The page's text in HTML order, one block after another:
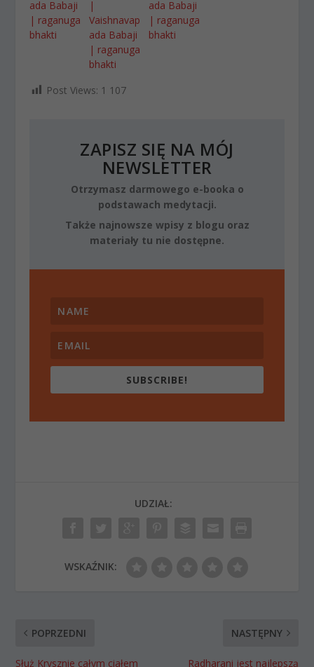
ada Babaji
| raganuga
bhakti
|
Vaishnavap
ada Babaji
| raganuga
bhakti
ada Babaji
| raganuga
bhakti
Post Views: 1 107
ZAPISZ SIĘ NA MÓJ
NEWSLETTER
Otrzymasz darmowego e-booka o
podstawach medytacji.
Także najnowsze wpisy z blogu oraz
materiały tu nie dostępne.
SUBSCRIBE!
UDZIAŁ:
WSKAŹNIK:
POPRZEDNI
Służ Krysznie całym ciałem
NASTĘPNY
Radharani jest najlepszą